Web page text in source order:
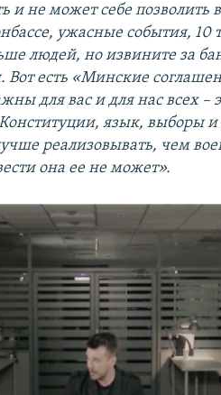
и не может себе позволить
ужасные события, 10
людей, но извините за
есть «Минские
для вас и для нас всех –
язык, выборы и
реализовывать, чем
она ее не может».